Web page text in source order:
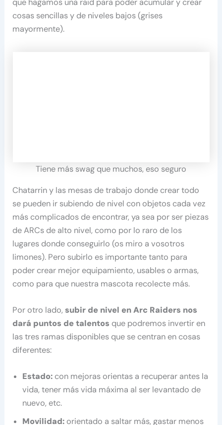
que hagamos una raid para poder acumular y crear
cosas sencillas y de niveles bajos (grises
mayormente).
Tiene más swag que muchos, eso seguro
Chatarrin y las mesas de trabajo donde crear todo
se pueden ir subiendo de nivel con objetos cada vez
más complicados de encontrar, ya sea por ser piezas
de ARCs de alto nivel, como por lo raro de los
lugares donde conseguirlo (os miro a vosotros
limones). Pero subirlo es importante tanto para
poder crear mejor equipamiento, usables o armas,
como para que nuestra mascota recolecte más.
Por otro lado,subir de nivel en Arc Raiders nos
dará puntos de talentos que podremos invertir en
las tres ramas disponibles que se centran en cosas
diferentes:
Estado: con mejoras orientas a recuperar antes la
vida, tener más vida máxima al ser levantado de
nuevo, etc.
Movilidad: orientado a saltar más, gastar menos